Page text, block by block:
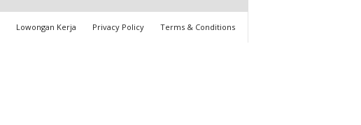
Lowongan Kerja Privacy Policy Terms & Conditions